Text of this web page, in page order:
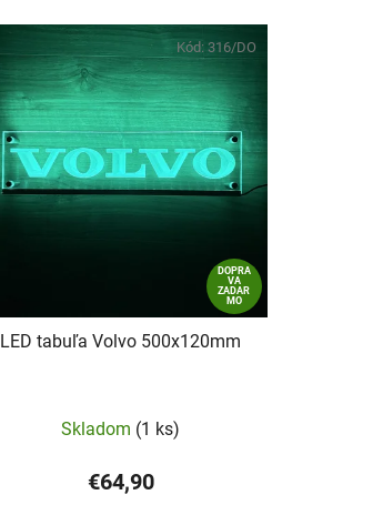
DOPRA
VA
ZADAR
MO
LED tabuľa Volvo 500x120mm
Skladom (1 ks)
€64,90
Kód: 316/DO